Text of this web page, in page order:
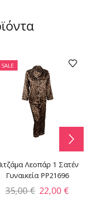
SALE
Λεοπάρ 1 Σατέν
Γυναικεία PP21696
35,00€ 22,00 €